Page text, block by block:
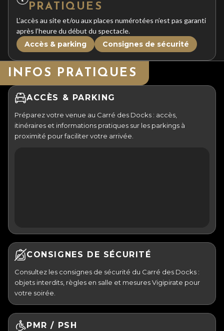
PRATIQUES
L’accès au site et/ou aux places numérotées n’est pas garanti
après l’heure du début du spectacle.
Accès & parking Consignes de sécurité
INFOS PRATIQUES
ACCÈS & PARKING
Préparez votre venue au Carré des Docks : accès,
itinéraires et informations pratiques sur les parkings à
proximité pour faciliter votre arrivée.
CONSIGNES DE SÉCURITÉ
Consultez les consignes de sécurité du Carré des Docks :
objets interdits, règles en salle et mesures Vigipirate pour
votre soirée.
PMR / PSH